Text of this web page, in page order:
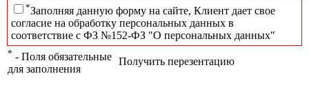
*Заполняя данную форму на сайте, Клиент дает свое
согласие на обработку персональных данных в
соответствие с ФЗ №152-ФЗ "О персональных данных"
* - Поля обязательные
для заполнения
Получить перезентацию